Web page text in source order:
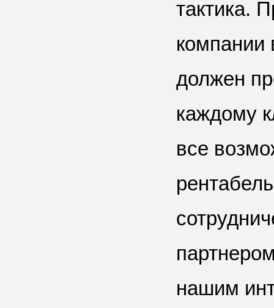
тактика.
компании
должен
каждому
все
нашим